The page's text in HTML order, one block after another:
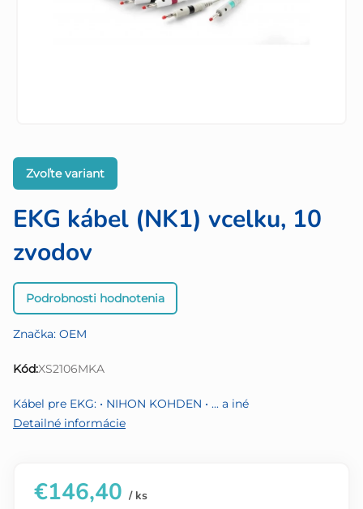
EKG kábel (NK1) vcelku, 10
zvodov
Priemerné
hodnotenie
je
0,0
5
hviezdičiek.
Podrobnosti hodnotenia
Značka: OEM
Kód:XS2106MKA
Zvoľte variant
Kábel pre EKG: • NIHON KOHDEN • ... a iné
Detailné informácie
€146,40 / ks